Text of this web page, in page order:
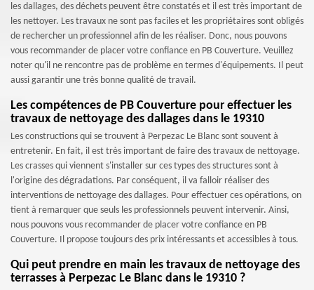
les dallages, des déchets peuvent être constatés et il est très important de
les nettoyer. Les travaux ne sont pas faciles et les propriétaires sont obligés
de rechercher un professionnel afin de les réaliser. Donc, nous pouvons
vous recommander de placer votre confiance en PB Couverture. Veuillez
noter qu'il ne rencontre pas de problème en termes d'équipements. Il peut
aussi garantir une très bonne qualité de travail.
Les compétences de PB Couverture pour effectuer les
travaux de nettoyage des dallages dans le 19310
Les constructions qui se trouvent à Perpezac Le Blanc sont souvent à
entretenir. En fait, il est très important de faire des travaux de nettoyage.
Les crasses qui viennent s'installer sur ces types des structures sont à
l'origine des dégradations. Par conséquent, il va falloir réaliser des
interventions de nettoyage des dallages. Pour effectuer ces opérations, on
tient à remarquer que seuls les professionnels peuvent intervenir. Ainsi,
nous pouvons vous recommander de placer votre confiance en PB
Couverture. Il propose toujours des prix intéressants et accessibles à tous.
Qui peut prendre en main les travaux de nettoyage des
terrasses à Perpezac Le Blanc dans le 19310 ?